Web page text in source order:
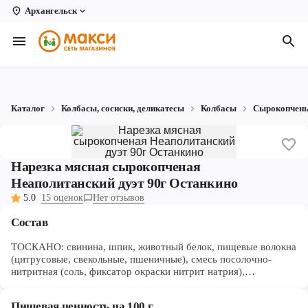
Архангельск
Вологда
Архангельск
Кирово-Чепецк
Коряжма
Котлас
Рыбинск
Каталог Колбасы, сосиски, деликатесы Колбасы
Нарезка мясная сырокопченая
Неаполитанский дуэт 90г Останкино
5.0 15 оценок Нет отзывов
Состав
ТОСКАНО: свинина, шпик, животный белок, пищевые волокна
(цитрусовые, свекольные, пшеничные), смесь посолочно-
нитритная (соль, фиксатор окраски нитрит натрия),